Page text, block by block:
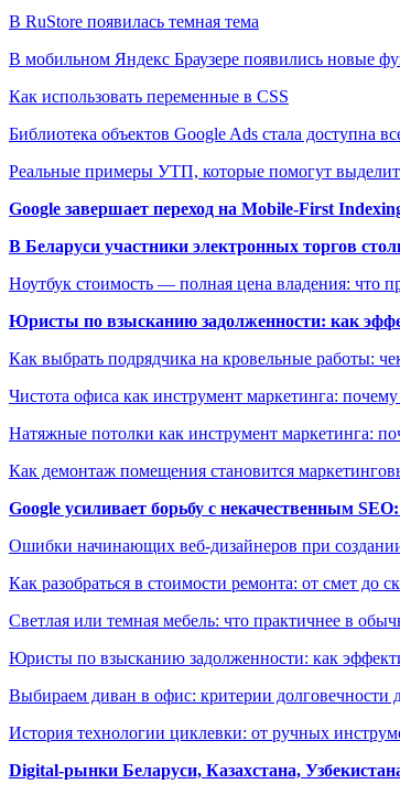
В RuStore появилась темная тема
В мобильном Яндекс Браузере появились новые
Как использовать переменные в CSS
Библиотека объектов Google Ads стала доступна
Реальные примеры УТП, которые помогут
Google завершает переход на Mobile-First
В Беларуси участники электронных торгов
Ноутбук стоимость — полная цена владения: что
Юристы по взысканию задолженности: как
Как выбрать подрядчика на кровельные работы:
Чистота офиса как инструмент маркетинга: почему
Натяжные потолки как инструмент маркетинга:
Как демонтаж помещения становится
Google усиливает борьбу с некачественным
Ошибки начинающих веб-дизайнеров при
Как разобраться в стоимости ремонта: от смет до
Светлая или темная мебель: что практичнее в
Юристы по взысканию задолженности: как
Выбираем диван в офис: критерии
История технологии циклевки: от ручных
Digital-рынки Беларуси, Казахстана,